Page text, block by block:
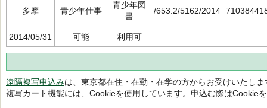
多摩 青少年仕事
青少年図
書
/653.2/5162/2014
2014/05/31 可能 利用可
遠隔複写申込みは、東京都在住・在勤・在学の方からお受けいたしま
複写カート機能には、Cookieを使用しています。申込む際はCookie